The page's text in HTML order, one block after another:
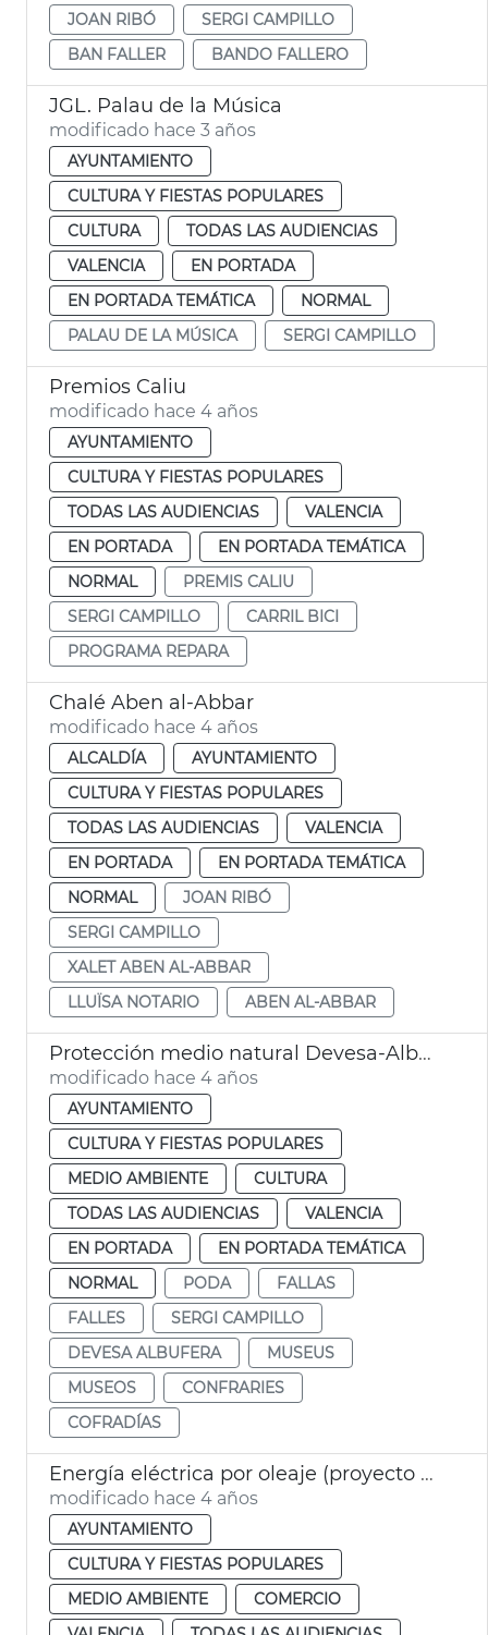
JOAN RIBÓ
SERGI CAMPILLO
BAN FALLER
BANDO FALLERO
JGL. Palau de la Música
modificado hace 3 años
AYUNTAMIENTO
CULTURA Y FIESTAS POPULARES
CULTURA
TODAS LAS AUDIENCIAS
VALENCIA
EN PORTADA
EN PORTADA TEMÁTICA
NORMAL
PALAU DE LA MÚSICA
SERGI CAMPILLO
Premios Caliu
modificado hace 4 años
AYUNTAMIENTO
CULTURA Y FIESTAS POPULARES
TODAS LAS AUDIENCIAS
VALENCIA
EN PORTADA
EN PORTADA TEMÁTICA
NORMAL
PREMIS CALIU
SERGI CAMPILLO
CARRIL BICI
PROGRAMA REPARA
Chalé Aben al-Abbar
modificado hace 4 años
ALCALDÍA
AYUNTAMIENTO
CULTURA Y FIESTAS POPULARES
TODAS LAS AUDIENCIAS
VALENCIA
EN PORTADA
EN PORTADA TEMÁTICA
NORMAL
JOAN RIBÓ
SERGI CAMPILLO
XALET ABEN AL-ABBAR
LLUÏSA NOTARIO
ABEN AL-ABBAR
Protección medio natural Devesa-Albufera
modificado hace 4 años
AYUNTAMIENTO
CULTURA Y FIESTAS POPULARES
MEDIO AMBIENTE
CULTURA
TODAS LAS AUDIENCIAS
VALENCIA
EN PORTADA
EN PORTADA TEMÁTICA
NORMAL
PODA
FALLAS
FALLES
SERGI CAMPILLO
DEVESA ALBUFERA
MUSEUS
MUSEOS
CONFRARIES
COFRADÍAS
Energía eléctrica por oleaje (proyecto WEC)
modificado hace 4 años
AYUNTAMIENTO
CULTURA Y FIESTAS POPULARES
MEDIO AMBIENTE
COMERCIO